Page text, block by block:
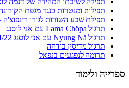
תפילות ומנטרות כנגד מגפת
תפילת שבע השורות לגורו
תרגול Lama Chöpa עם אני לוסנג
תרגול Nyung Nä עם אני לוסנג 12-18/4/22
תרגול מדיסין בודהה
תרומה לנפגעים בנפאל
ספרייה ולימוד